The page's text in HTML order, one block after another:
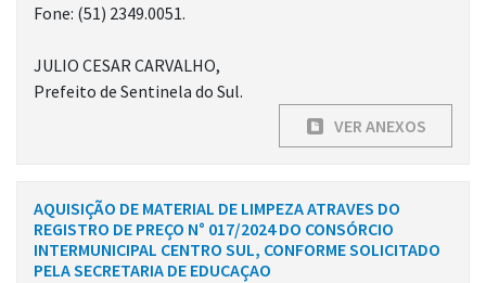
Fone: (51) 2349.0051.
JULIO CESAR CARVALHO,
Prefeito de Sentinela do Sul.
VER ANEXOS
AQUISIÇÃO DE MATERIAL DE LIMPEZA ATRAVES DO
REGISTRO DE PREÇO N° 017/2024 DO CONSÓRCIO
INTERMUNICIPAL CENTRO SUL, CONFORME SOLICITADO
PELA SECRETARIA DE EDUCAÇAO